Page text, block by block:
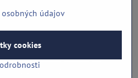
ochrany osobných údajov
BiznisWeb.sk
osobných údajov
cookies